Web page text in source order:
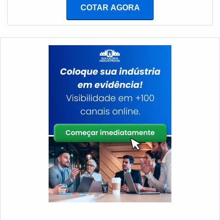
COMPROVADASomente na TECNOGEN Grupos
Geradores tem a solução ideal para venda, locação e
manutenção de geradores e locação de geradores com
ótima qualidade e excelente custo-benefício.A empresa
conta com um time de profissionais qualificados para o
serviço, além de investir em equipamentos modernos,
que se ajustam a sua necessidade. A TECNOGEN
Grupos Geradores é uma empresa que tem se
destacado da concorrência pela idoneidade em tudo
que faz, garantindo o sucesso dos clientes de ponta a
SOBRE CORTE DE CHAPAS DE AÇO A LASERA
Lufetec Engenharia & Energia foca seus recursos em
criar aos parceiros uma estrutura com escritório de alta
qualidade onde são realizadas as atividades e
equipamentos de última geração, tudo para se certificar
que se tenha corte de chapas de aço a laser com
proteção.Há muitas maneiras eficientes de uma
empresa demonstrar competência, excelência e
Engenharia & Energia se mostra referência por ter:
Soluções de ponta a ponta no ramo de geração de
energia; Experiência de 25 anos gerando energia com
qualidade; Amplo catálogo de produtos e serviços
disponíveis; Atendimento completo e personalizado
para cada um dos clientes.Não obstante, quando
falamos em corte de chapas de aço a laser, é
COTAR AGORA